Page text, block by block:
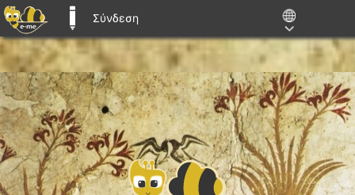
E-ME BLOGS
Σύνδεση